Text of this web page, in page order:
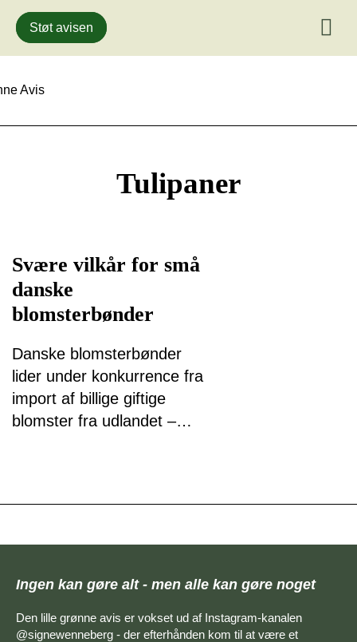
Gå
til
indhold
Støt avisen
Tulipaner
Svære vilkår for små
danske
blomsterbønder
Danske blomsterbønder
lider under konkurrence fra
import af billige giftige
blomster fra udlandet –
Ingen kan gøre alt - men alle kan gøre noget
Den lille grønne avis er vokset ud af Instagram-kanalen
@signewenneberg - der efterhånden kom til at være et